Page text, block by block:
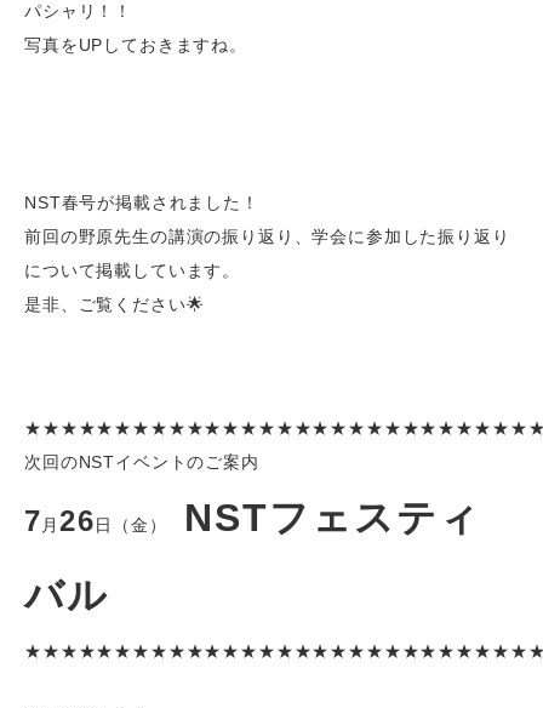
パシャリ！！
写真をUPしておきますね。
NST春号が掲載されました！
前回の野原先生の講演の振り返り、学会に参加した振り返り
について掲載しています。
是非、ご覧ください🌟
次回のNSTイベントのご案内
7 月26日（金）
NSTフェスティ
バル